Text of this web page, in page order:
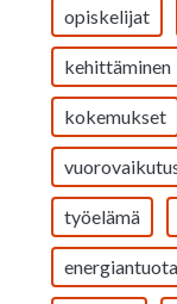
opiskelijat
kehittäminen
kokemukset
työelämä